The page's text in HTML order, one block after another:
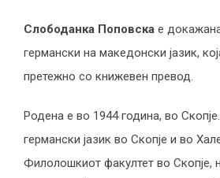
Слободанка Поповска е
германски на македонски јазик,
претежно со книжевен превод.
Родена е во 1944 година, во
германски јазик во Скопје и во
Филолошкиот факултет во Скопје,